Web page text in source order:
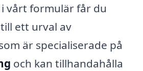
vårt formulär får du
ett urval av
är specialiserade på
och kan tillhandahålla